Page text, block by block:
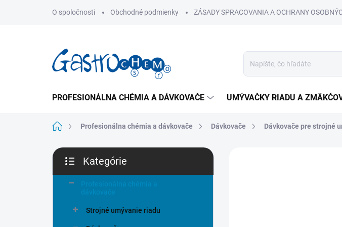
O spoločnosti Obchodné podmienky ZÁSADY SPRACOVANIA A OCHRANY
PROFESIONÁLNA CHÉMIA A DÁVKOVAČE UMÝVAČKY RIADU A
DomovProfesionálna chémia a dávkovače Dávkovače Dávkovače pre strojné
B
č
kategórie
Kategórie
Profesionálna chémia a
dávkovače
Strojné umývanie riadu